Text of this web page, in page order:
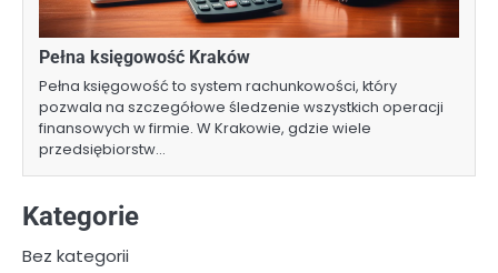
Pełna księgowość Kraków
Pełna księgowość to system rachunkowości, który
pozwala na szczegółowe śledzenie wszystkich operacji
finansowych w firmie. W Krakowie, gdzie wiele
przedsiębiorstw…
Kategorie
Bez kategorii